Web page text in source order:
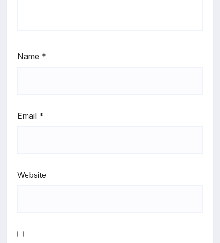
Name *
Email *
Website